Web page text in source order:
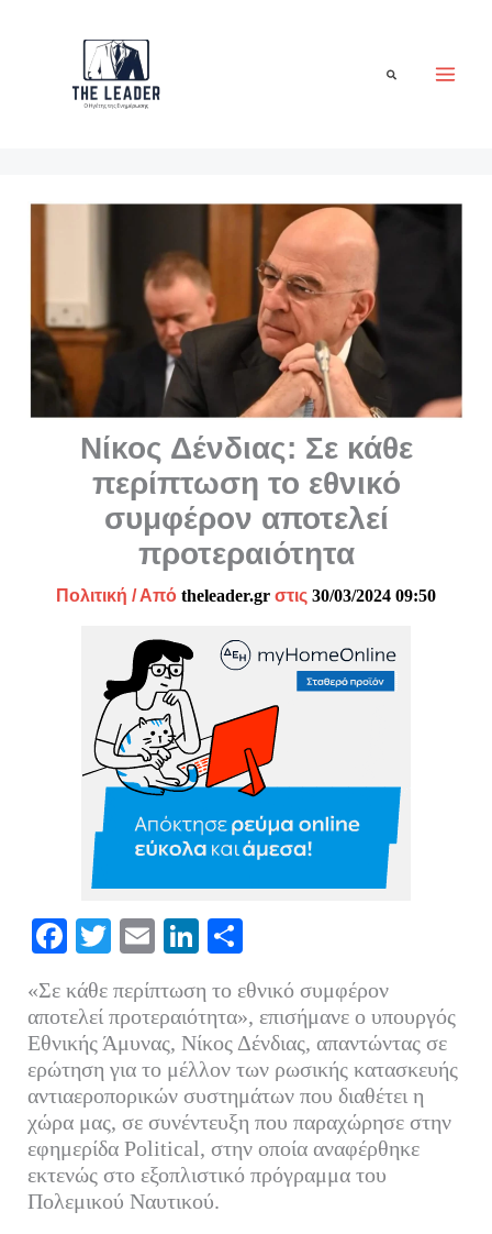
Αναζήτηση
Νίκος Δένδιας: Σε κάθε
περίπτωση το εθνικό
συμφέρον αποτελεί
προτεραιότητα
Πολιτική / Από theleader.gr στις 30/03/2024 09:50
Fa
ce
bo
ok
T
tte
r
E
ail
Li
ed
In
οι
ρ
α
στ
εί
τε
«Σε κάθε περίπτωση το εθνικό συμφέρον
αποτελεί προτεραιότητα», επισήμανε ο υπουργός
Εθνικής Άμυνας, Νίκος Δένδιας, απαντώντας σε
ερώτηση για το μέλλον των ρωσικής κατασκευής
αντιαεροπορικών συστημάτων που διαθέτει η
χώρα μας, σε συνέντευξη που παραχώρησε στην
εφημερίδα Political, στην οποία αναφέρθηκε
εκτενώς στο εξοπλιστικό πρόγραμμα του
Πολεμικού Ναυτικού.